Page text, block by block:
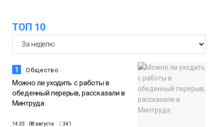
ТОП 10
1 Общество
Можно ли уходить с работы в
обеденный перерыв, рассказали в
Минтруда
14:33 08 августа 341